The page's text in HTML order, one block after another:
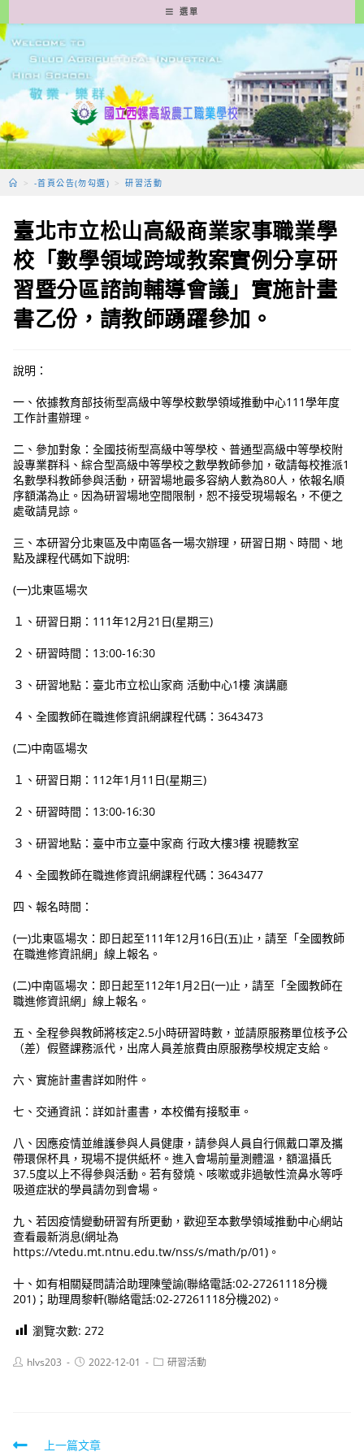
轉
至
要
容
選單
> -首頁公告(勿勾選) > 研習活動
臺北市立松山高級商業家事職業學
校「數學領域跨域教案實例分享研
習暨分區諮詢輔導會議」實施計畫
書乙份，請教師踴躍參加。
說明：
一、依據教育部技術型高級中等學校數學領域推動中心111學年度
工作計畫辦理。
二、參加對象：全國技術型高級中等學校、普通型高級中等學校附
設專業群科、綜合型高級中等學校之數學教師參加，敬請每校推派1
名數學科教師參與活動，研習場地最多容納人數為80人，依報名順
序額滿為止。因為研習場地空間限制，恕不接受現場報名，不便之
處敬請見諒。
三、本研習分北東區及中南區各一場次辦理，研習日期、時間、地
點及課程代碼如下說明:
(一)北東區場次
１、研習日期：111年12月21日(星期三)
２、研習時間：13:00-16:30
３、研習地點：臺北市立松山家商 活動中心1樓 演講廳
４、全國教師在職進修資訊網課程代碼：3643473
(二)中南區場次
１、研習日期：112年1月11日(星期三)
２、研習時間：13:00-16:30
３、研習地點：臺中市立臺中家商 行政大樓3樓 視聽教室
４、全國教師在職進修資訊網課程代碼：3643477
四、報名時間：
(一)北東區場次：即日起至111年12月16日(五)止，請至「全國教師
在職進修資訊網」線上報名。
(二)中南區場次：即日起至112年1月2日(一)止，請至「全國教師在
職進修資訊網」線上報名。
五、全程參與教師將核定2.5小時研習時數，並請原服務單位核予公
（差）假暨課務派代，出席人員差旅費由原服務學校規定支給。
六、實施計畫書詳如附件。
七、交通資訊：詳如計畫書，本校備有接駁車。
八、因應疫情並維護參與人員健康，請參與人員自行佩戴口罩及攜
帶環保杯具，現場不提供紙杯。進入會場前量測體溫，額溫攝氏
37.5度以上不得參與活動。若有發燒、咳嗽或非過敏性流鼻水等呼
吸道症狀的學員請勿到會場。
九、若因疫情變動研習有所更動，歡迎至本數學領域推動中心網站
查看最新消息(網址為
https://vtedu.mt.ntnu.edu.tw/nss/s/math/p/01)。
十、如有相關疑問請洽助理陳瑩諭(聯絡電話:02-27261118分機
201)；助理周黎軒(聯絡電話:02-27261118分機202)。
瀏覽次數: 272
Posthlvs203
Post2022-12-01
Post研習活動
Read上一篇文章